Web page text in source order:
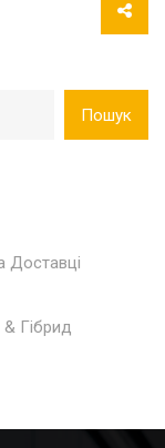
Пошук
Доставці
Гібрид